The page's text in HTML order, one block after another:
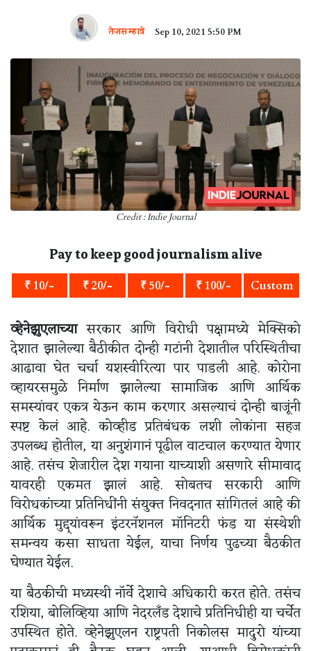
तेजस म्हात्रे Sep 10, 2021 5:50 PM
Credit : Indie Journal
Pay to keep good journalism alive
₹ 10/- ₹ 20/- ₹ 50/- ₹ 100/- Custom
व्हेनेझुएलाच्यासरकार आणि विरोधी पक्षामध्ये मेक्सिको
देशात झालेल्या बैठीकीत दोन्ही गटांनी देशातील परिस्थितीचा
आढावा घेत चर्चा यशस्वीरित्या पार पाडली आहे. कोरोना
व्हायरसमुळे निर्माण झालेल्या सामाजिक आणि आर्थिक
समस्यांवर एकत्र येऊन काम करणार असल्याचं दोन्ही बाजूंनी
स्पष्ट केलं आहे. कोव्हीड प्रतिबंधक लशी लोकांना सहज
उपलब्ध होतील, या अनुशंगानं पूढील वाटचाल करण्यात येणार
आहे. तसंच शेजारील देश गयाना याच्याशी असणारे सीमावाद
यावरही एकमत झालं आहे. सोबतच सरकारी आणि
विरोधकांच्या प्रतिनिधींनी संयुक्त निवदनात सांगितलं आहे की
आर्थिक मुद्द्यांवरून इंटरनॅशनल मॉनिटरी फंड या संस्थेशी
समन्वय कसा साधता येईल, याचा निर्णय पुढच्या बैठकीत
घेण्यात येईल.
या बैठकीची मध्यस्थी नॉर्वे देशाचे अधिकारी करत होते. तसंच
रशिया, बोलिव्हिया आणि नेदरलँड देशाचे प्रतिनिधीही या चर्चेत
उपस्थित होते. व्हेनेझुएलन राष्ट्रपती निकोलस मादुरो यांच्या